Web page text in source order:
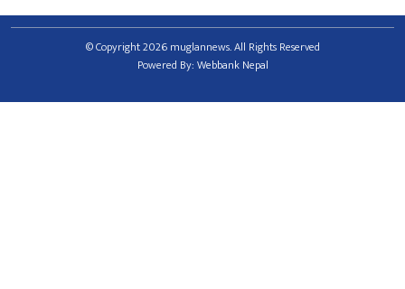
आज राष्ट्रिय सभा बैठक बस्दै, मन्त्रीद्वयले मौखिक प्रश्नको जवाफ दिने
राष्ट्र बैंकद्वारा शुक्रबारका लागि विदेशी मुद्राको विनिमयदर सार्वजनिक
फ्रान्सले मोरक्कोलाई २–० ले हराउँदै लगातार तेस्रो पटक विश्वकप
© Copyright 2026 muglannews. All Rights Reserved
Powered By:Webbank Nepal